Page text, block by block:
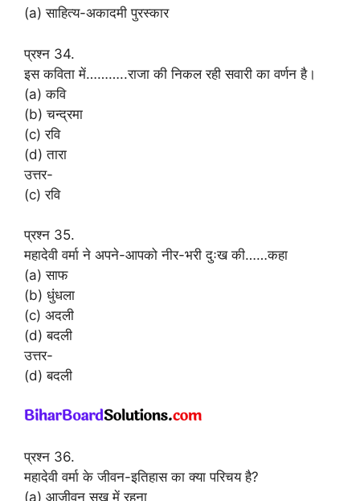
(a) साहित्य-अकादमी पुरस्कार
प्रश्न 34.
इस कविता में………..राजा की निकल रही सवारी का वर्णन है।
(a) कवि
(b) चन्द्रमा
(c) रवि
(d) तारा
उत्तर-
(c) रवि
प्रश्न 35.
महादेवी वर्मा ने अपने-आपको नीर-भरी दुःख की……कहा
(a) साफ
(b) धुंधला
(c) अदली
(d) बदली
उत्तर-
(d) बदली
प्रश्न 36.
महादेवी वर्मा के जीवन-इतिहास का क्या परिचय है?
(a) आजीवन सुख में रहना